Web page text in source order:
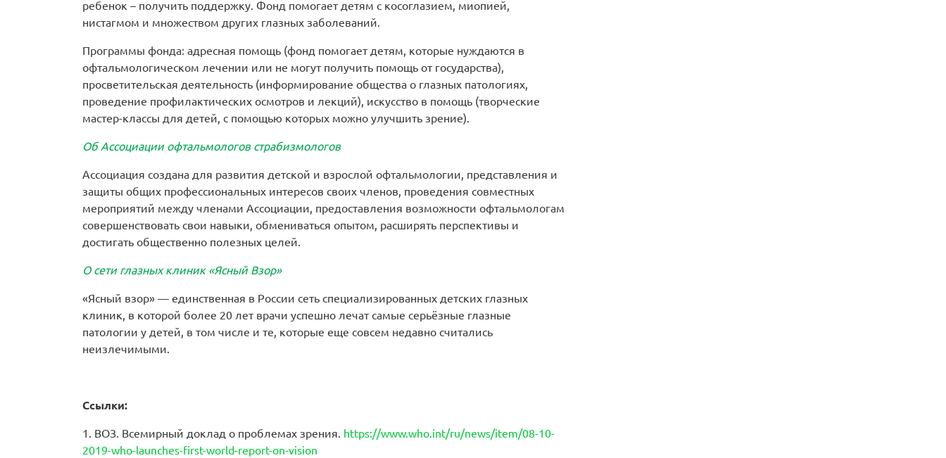
ребенок – получить поддержку. Фонд помогает детям с косоглазием, миопией,
нистагмом и множеством других глазных заболеваний.
Программы фонда: адресная помощь (фонд помогает детям, которые нуждаются в
офтальмологическом лечении или не могут получить помощь от государства),
просветительская деятельность (информирование общества о глазных патологиях,
проведение профилактических осмотров и лекций), искусство в помощь (творческие
мастер-классы для детей, с помощью которых можно улучшить зрение).
Об Ассоциации офтальмологов страбизмологов
Ассоциация создана для развития детской и взрослой офтальмологии, представления и
защиты общих профессиональных интересов своих членов, проведения совместных
мероприятий между членами Ассоциации, предоставления возможности офтальмологам
совершенствовать свои навыки, обмениваться опытом, расширять перспективы и
достигать общественно полезных целей.
О сети глазных клиник «Ясный Взор»
«Ясный взор» — единственная в России сеть специализированных детских глазных
клиник, в которой более 20 лет врачи успешно лечат самые серьёзные глазные
патологии у детей, в том числе и те, которые еще совсем недавно считались
неизлечимыми.
Ссылки:
1. ВОЗ. Всемирный доклад о проблемах зрения. https://www.who.int/ru/news/item/08-10-
2019-who-launches-first-world-report-on-vision